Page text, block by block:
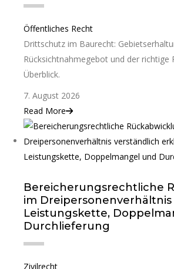
Öffentliches Recht
Drittschutz im Baurecht:
Rücksichtnahmegebot und der richtige
Überblick.
7. August 2026
Read More
Bereicherungsrechtliche
im Dreipersonenverhältnis
Leistungskette,
Durchlieferung
Zivilrecht